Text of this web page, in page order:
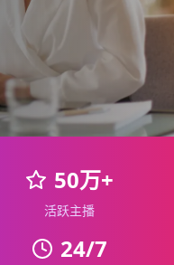
50万+
活跃主播
24/7